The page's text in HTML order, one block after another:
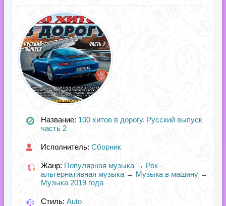
Название: 100 хитов в дорогу. Русский выпуск
часть 2
Исполнитель: Сборник
Жанр: Популярная музыка → Рок -
альтернативная музыка → Музыка в машину →
Музыка 2019 года
Стиль: Auto